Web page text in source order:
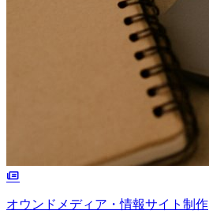
オウンドメディア・情報サイト制作